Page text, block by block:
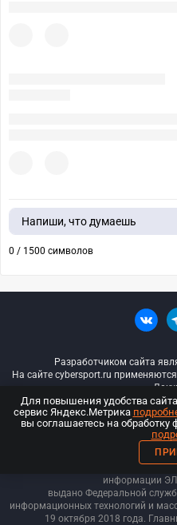
Напиши, что думаешь
0 / 1500 символов
Разработчиком сайта
На сайте cybersport.ru
© ООО
ООО «Киберспорт.ру».
информации
выдано Федеральной
информационных технологий и
19 октября 2018 года.
Для повышения удобства
сервис Яндекс.Метрика
вы соглашаетесь на